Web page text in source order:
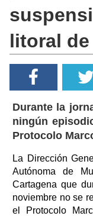
litoral
Durante la
ningún
Protocolo
La Dirección
Autónoma de
Cartagena que
noviembre no se
el Protocolo